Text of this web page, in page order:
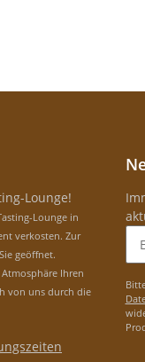
Lounge!
Lounge in
verkosten. Zur
geöffnet.
Ihren
von uns durch die